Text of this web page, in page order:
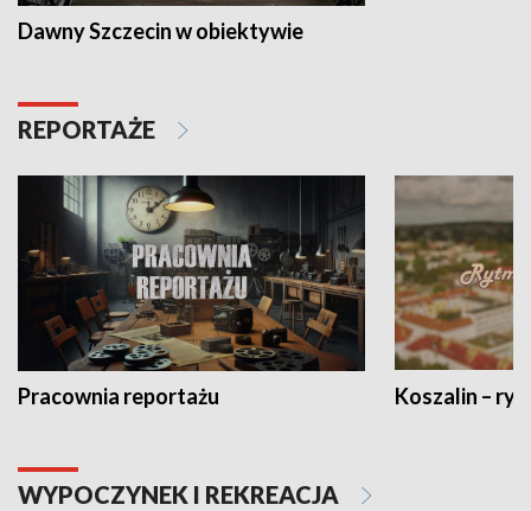
Dawny Szczecin w obiektywie
REPORTAŻE
Pracownia reportażu Koszalin –
WYPOCZYNEK I REKREACJA